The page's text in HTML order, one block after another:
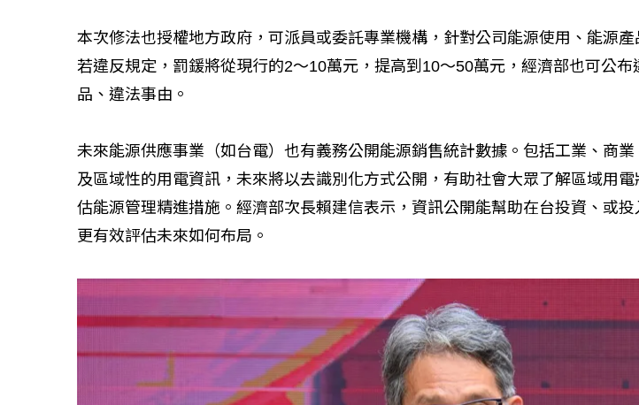
本次修法也授權地方政府，可派員或委託專業機構，針對公司能源使用、能源產
若違反規定，罰鍰將從現行的2～10萬元，提高到10～50萬元，經濟部也可公布
品、違法事由。
未來能源供應事業（如台電）也有義務公開能源銷售統計數據。包括工業、商
及區域性的用電資訊，未來將以去識別化方式公開，有助社會大眾了解區域用
估能源管理精進措施。經濟部次長賴建信表示，資訊公開能幫助在台投資、或投
更有效評估未來如何布局。